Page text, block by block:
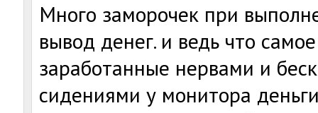
Много заморочек при
вывод денег. и ведь что
заработанные нервами и
сидениями у монитора